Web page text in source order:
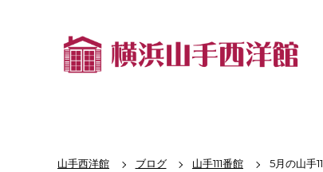
山手西洋館 ブログ 山手111番館 5月の山手